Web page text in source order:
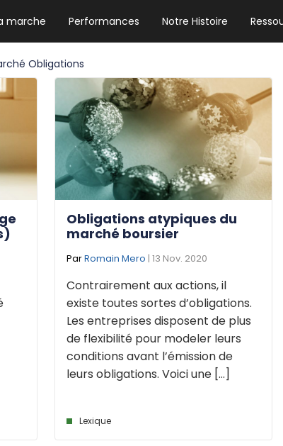
marche Performances Notre Histoire
NEWSLETTER HEBDO
Les news crypto dont vous avez besoin
GUIDE CRYPTO STRADOJI
Le guide ultime pour débuter dans les
cryptomonnaies
Obligations
Obligations atypiques du
marché boursier
ParRomain Mero | 13 Nov. 2020
Contrairement aux actions, il
existe toutes sortes d’obligations.
Les entreprises disposent de plus
de flexibilité pour modeler leurs
conditions avant l’émission de
leurs obligations. Voici une [...]
Lexique